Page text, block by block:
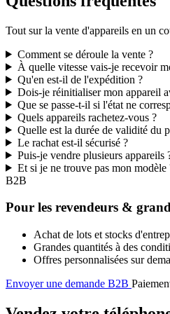
Tout sur la vente d'appareils en un
Comment se déroule la vente ?
À quelle vitesse vais-je recevoir
Qu'en est-il de l'expédition ?
Dois-je réinitialiser mon appareil
Que se passe-t-il si l'état ne
Quels appareils rachetez-vous ?
Quelle est la durée de validité du
Le rachat est-il sécurisé ?
Puis-je vendre plusieurs appareils
Et si je ne trouve pas mon modèle
B2B
Pour les revendeurs &
Achat de lots et stocks
Grandes quantités à des
Offres personnalisées sur
Envoyer une demande B2B